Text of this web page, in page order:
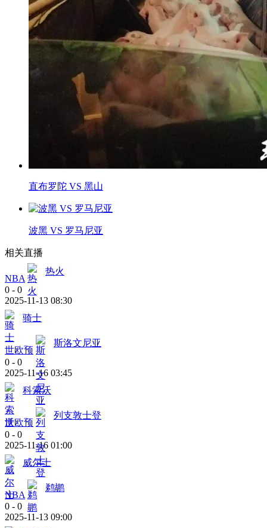
直布罗陀 VS 黑山
波黑 VS 罗马尼亚
相关直播
NBA
热火
0 - 0
2025-11-13 08:30
骑士
世欧预
斯洛文尼亚
0 - 0
2025-11-16 03:45
科索沃
世欧预
列支敦士登
0 - 0
2025-11-16 01:00
威尔士
NBA
鹈鹕
0 - 0
2025-11-13 09:00